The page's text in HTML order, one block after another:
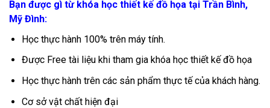
Bạn được gì từ khóa học thiết kế đồ họa tại Trần Bình,
Mỹ Đình:
Học thực hành 100% trên máy tính.
Được Free tài liệu khi tham gia khóa học thiết kế đồ họa
Học thực hành trên các sản phẩm thực tế của khách hàng.
Cơ sở vật chất hiện đại